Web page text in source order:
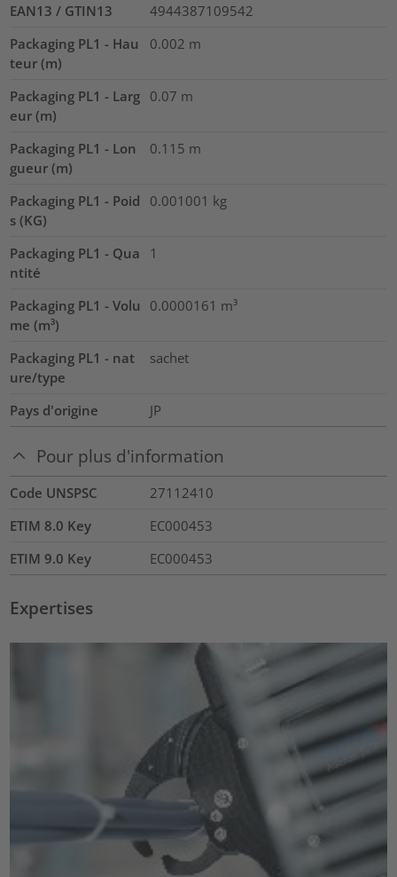
EAN13 / GTIN13
4944387109542
Packaging PL1 - Hau
teur (m)
0.002 m
Packaging PL1 - Larg
eur (m)
0.07 m
Packaging PL1 - Lon
gueur (m)
0.115 m
Packaging PL1 - Poid
s (KG)
0.001001 kg
Packaging PL1 - Qua
ntité
1
Packaging PL1 - Volu
me (m³)
0.0000161 m³
Packaging PL1 - nat
ure/type
sachet
Pays d'origine JP
Pour plus d'information
Code UNSPSC
27112410
ETIM 8.0 Key
EC000453
ETIM 9.0 Key
EC000453
Expertises